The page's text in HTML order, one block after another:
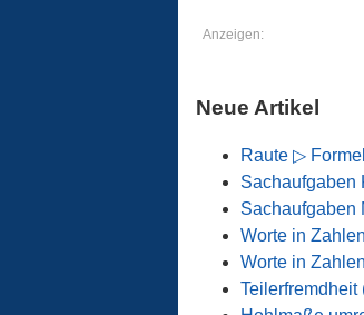
Anzeigen:
Neue Artikel
Raute ▷
Sachaufgaben
Sachaufgaben
Worte in
Worte in
Teilerfremdheit